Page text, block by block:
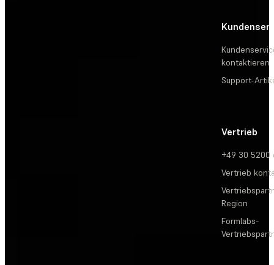
kontaktieren
Support-
Vertrieb
+49 30 5200
Vertrieb
Region
Formlabs-